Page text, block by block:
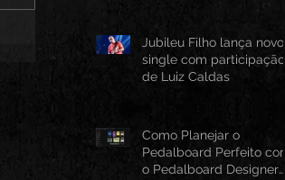
Jubileu Filho lança novo
single com participação
de Luiz Caldas
Como Planejar o
Pedalboard Perfeito com
o Pedalboard Designer